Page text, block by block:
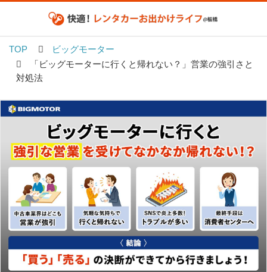
TOP
ビッグモーター
「ビッグモーターに行くと帰れない？」営業の強引さと
対処法